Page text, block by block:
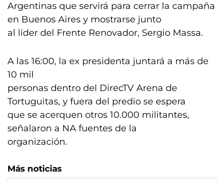
Argentinas que servirá para cerrar la campaña
en Buenos Aires y mostrarse junto
al líder del Frente Renovador, Sergio Massa.
A las 16:00, la ex presidenta juntará a más de
10 mil
personas dentro del DirecTV Arena de
Tortuguitas, y fuera del predio se espera
que se acerquen otros 10.000 militantes,
señalaron a NA fuentes de la
organización.
Más noticias